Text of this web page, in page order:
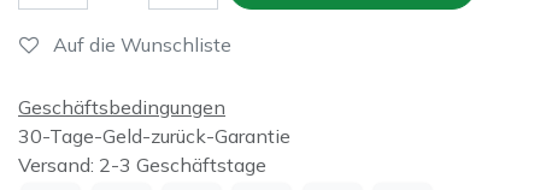
Auf die Wunschliste
Geschäftsbedingungen
30-Tage-Geld-zurück-Garantie
Versand: 2-3 Geschäftstage